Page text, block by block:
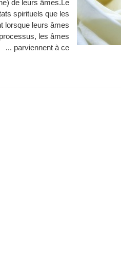
de leurs âmes.Le
spirituels que les
lorsque leurs âmes
les âmes
parviennent à ce ...